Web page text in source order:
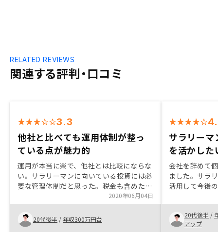
関連する評判・口コミ
RELATED REVIEWS
3.3
他社と比べても運用体制が整っ
ている点が魅力的
運用が本当に楽で、他社とは比較にならな
い。サラリーマンに向いている投資には必
要な管理体制だと思った。税金も含めた
諸々のキャッシュフローの説明が欲しかっ
た
2020年06月04日
20代後半 / 年収300万円台
サラリーマ
を活かした
会社を辞めて
ました。サラ
活用して今後
リノシーに決
ノシーで物件
が大きいです。
20代後半 /
アップ